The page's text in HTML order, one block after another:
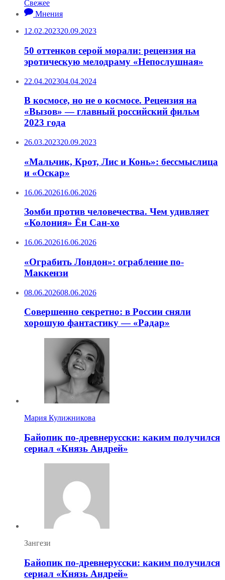
Свежее
Мнения
12.02.202320.09.2023
50 оттенков серой морали: рецензия на
эротическую мелодраму «Непослушная»
22.04.202304.04.2024
В космосе, но не о космосе. Рецензия на
«Вызов» — главный российский фильм
2023 года
26.03.202320.09.2023
«Мальчик, Крот, Лис и Конь»: бессмыслица
и «Оскар»
16.06.202616.06.2026
Зомби против человечества. Чем удивляет
«Колония» Ён Сан-хо
16.06.202616.06.2026
«Ограбить Лондон»: ограбление по-
Маккензи
08.06.202608.06.2026
Совершенно секретно: в России сняли
хорошую фантастику — «Радар»
Мария Кулижникова
Байопик по-древнерусски: каким получился
сериал «Князь Андрей»
Зангези
Байопик по-древнерусски: каким получился
сериал «Князь Андрей»